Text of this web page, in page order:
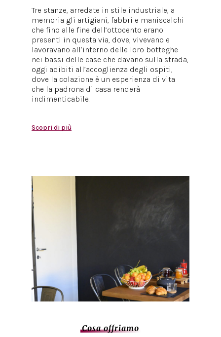
Tre stanze, arredate in stile industriale, a
memoria gli artigiani, fabbri e maniscalchi
che fino alle fine dell’ottocento erano
presenti in questa via, dove, vivevano e
lavoravano all’interno delle loro botteghe
nei bassi delle case che davano sulla strada,
oggi adibiti all’accoglienza degli ospiti,
dove la colazione è un esperienza di vita
che la padrona di casa renderà
indimenticabile.
Scopri di più
Cosa offriamo